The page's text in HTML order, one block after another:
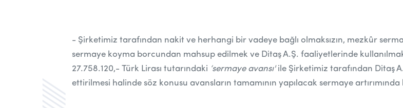
- Şirketimiz tarafından nakit ve herhangi bir vadeye bağlı olmaksızın, mezkûr
sermaye koyma borcundan mahsup edilmek ve Ditaş A.Ş. faaliyetlerinde
27.758.120,- Türk Lirası tutarındaki ‘sermaye avansı' ile Şirketimiz tarafından Ditaş
ettirilmesi halinde söz konusu avansların tamamının yapılacak sermaye artırımında